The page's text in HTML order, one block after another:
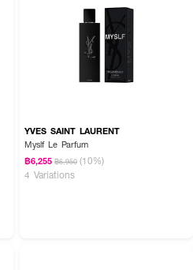
YVES SAINT LAURENT
Myslf Le Parfum
฿6,255 ฿6,950 (10%)
4 Variations